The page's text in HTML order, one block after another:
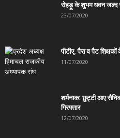
रोहड़ू के शुभम धवन जल्द
23/07/2020
पीटीए, पैरा व पैट
11/07/2020
शर्मनाक: छुट्टी आए
गिरफ्तार
12/07/2020